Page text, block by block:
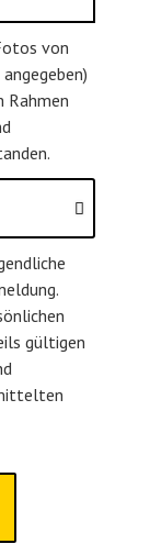
von
gültigen